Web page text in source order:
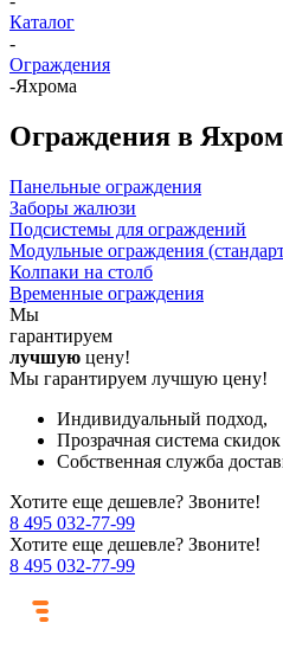
Каталог
-
Ограждения
-Яхрома
Ограждения в
Панельные ограждения
Заборы жалюзи
Подсистемы для ограждений
Модульные ограждения
Колпаки на столб
Временные ограждения
Мы
гарантируем
лучшую цену!
Мы гарантируем лучшую цену!
Индивидуальный подход,
Прозрачная система скидок
Собственная служба
Хотите еще дешевле? Звоните!
8 495 032-77-99
Хотите еще дешевле? Звоните!
8 495 032-77-99